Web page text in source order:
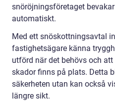
snöröjningsföretaget
automatiskt.
Med ett snöskottningsavtal
fastighetsägare känna
utförd när det behövs och
skador finns på plats. Detta
säkerheten utan kan också
längre sikt.